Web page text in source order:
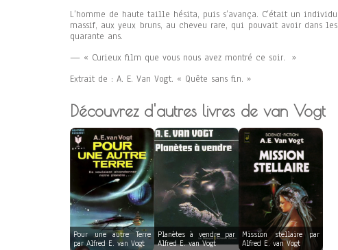
L’homme de haute taille hésita, puis s’avança. C’était un individu
massif, aux yeux bruns, au cheveu rare, qui pouvait avoir dans les
quarante ans.
— « Curieux film que vous nous avez montré ce soir. »
Extrait de : A. E. Van Vogt. « Quête sans fin. »
Découvrez d'autres livres de van Vogt
Pour une autre Terre
par Alfred E. van Vogt
Planètes à vendre par
Alfred E. van Vogt
Mission stellaire par
Alfred E. van Vogt